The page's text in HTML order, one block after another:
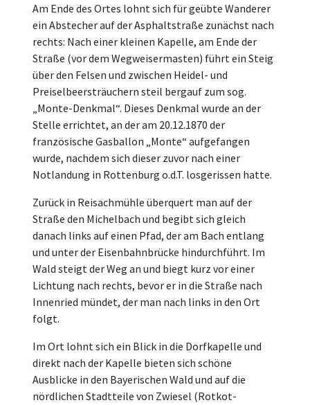
Am Ende des Ortes lohnt sich für geübte Wanderer
ein Abstecher auf der Asphaltstraße zunächst nach
rechts: Nach einer kleinen Kapelle, am Ende der
Straße (vor dem Wegweisermasten) führt ein Steig
über den Felsen und zwischen Heidel- und
Preiselbeersträuchern steil bergauf zum sog.
„Monte-Denkmal“. Dieses Denkmal wurde an der
Stelle errichtet, an der am 20.12.1870 der
französische Gasballon „Monte“ aufgefangen
wurde, nachdem sich dieser zuvor nach einer
Notlandung in Rottenburg o.d.T. losgerissen hatte.
Zurück in Reisachmühle überquert man auf der
Straße den Michelbach und begibt sich gleich
danach links auf einen Pfad, der am Bach entlang
und unter der Eisenbahnbrücke hindurchführt. Im
Wald steigt der Weg an und biegt kurz vor einer
Lichtung nach rechts, bevor er in die Straße nach
Innenried mündet, der man nach links in den Ort
folgt.
Im Ort lohnt sich ein Blick in die Dorfkapelle und
direkt nach der Kapelle bieten sich schöne
Ausblicke in den Bayerischen Wald und auf die
nördlichen Stadtteile von Zwiesel (Rotkot-